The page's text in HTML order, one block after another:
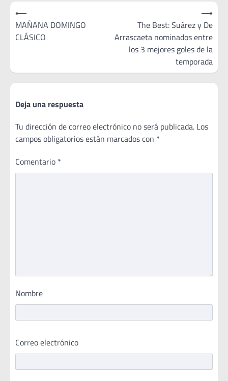
Navegación
de
entradas
⟵
MAÑANA DOMINGO
CLÁSICO
The Best: Suárez y De
Arrascaeta nominados entre
los 3 mejores goles de la
temporada
⟶
Deja una respuesta
Tu dirección de correo electrónico no será publicada. Los
campos obligatorios están marcados con *
Comentario *
Nombre
Correo electrónico